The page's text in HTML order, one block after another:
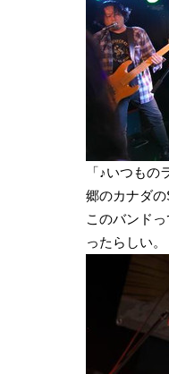
「♪いつも
郷のカナダ
このバンド
ったらしい。